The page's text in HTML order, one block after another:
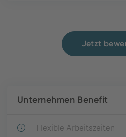
Jetzt
Unternehmen Benefit
Flexible Arbeitszeiten